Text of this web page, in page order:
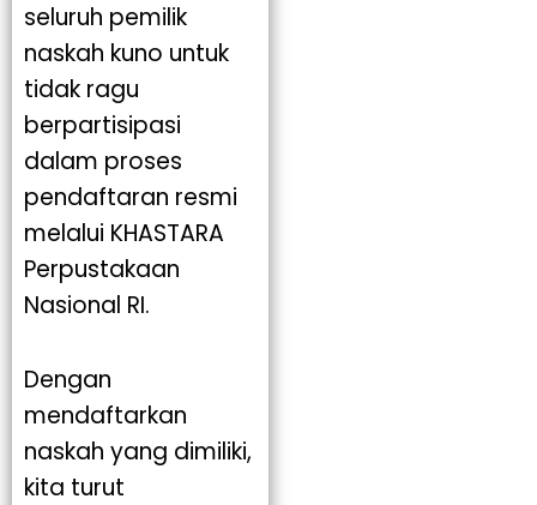
seluruh pemilik
naskah kuno untuk
tidak ragu
berpartisipasi
dalam proses
pendaftaran resmi
melalui KHASTARA
Perpustakaan
Nasional RI.
Dengan
mendaftarkan
naskah yang dimiliki,
kita turut